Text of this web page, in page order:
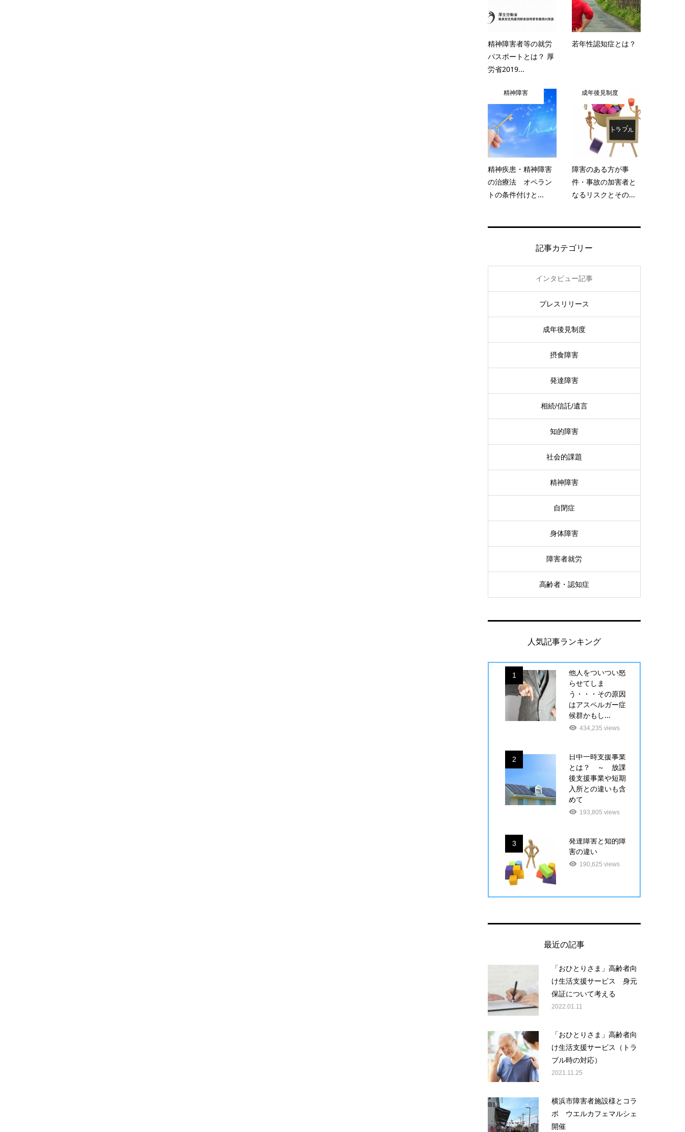
精神障害者等の就労
パスポートとは？ 厚
労省2019...
若年性認知症とは？
精神障害
精神疾患・精神障害
の治療法 オペラン
トの条件付けと...
成年後見制度
障害のある方が事
件・事故の加害者と
なるリスクとその...
記事カテゴリー
インタビュー記事
プレスリリース
成年後見制度
摂食障害
発達障害
相続/信託/遺言
知的障害
社会的課題
精神障害
自閉症
身体障害
障害者就労
高齢者・認知症
人気記事ランキング
1
他人をついつい怒
らせてしま
う・・・その原因
はアスペルガー症
候群かもし...
434,235 views
2
日中一時支援事業
とは？ ～ 放課
後支援事業や短期
入所との違いも含
めて
193,805 views
3
発達障害と知的障
害の違い
190,625 views
最近の記事
「おひとりさま」高齢者向
け生活支援サービス 身元
保証について考える
2022.01.11
「おひとりさま」高齢者向
け生活支援サービス（トラ
ブル時の対応）
2021.11.25
横浜市障害者施設様とコラ
ボ ウエルカフェマルシェ
開催